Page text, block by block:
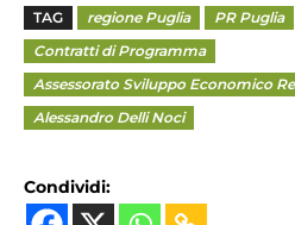
TAG regione Puglia PR Puglia
Contratti di Programma
Assessorato Sviluppo Economico
Alessandro Delli Noci
Condividi: